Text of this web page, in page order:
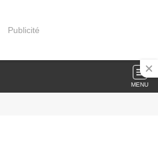
Publicité
MENU